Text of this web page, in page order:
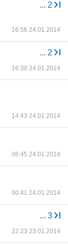
... 2
16:56 24.01.2014
... 2
16:30 24.01.2014
14:43 24.01.2014
06:45 24.01.2014
00:41 24.01.2014
... 3
22:23 23.01.2014